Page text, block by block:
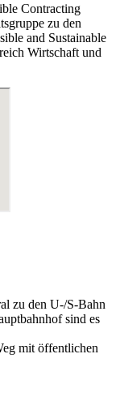
Contracting
zu den
and Sustainable
Wirtschaft und
zu den U-/S-Bahn
sind es
mit öffentlichen